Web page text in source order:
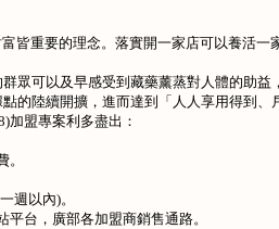
皆重要的理念。落實開一家店可以養活一
眾可以及早感受到藏藥薰蒸對人體的助
的陸續開擴，進而達到「人人享用得到、
盟專案利多盡出：
週以內)。
平台，廣部各加盟商銷售通路。